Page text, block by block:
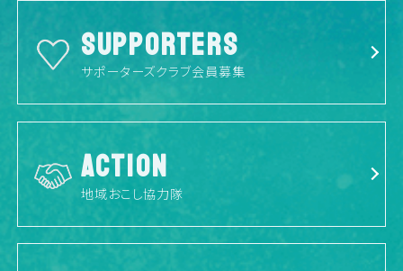
SUPPORTERS
サポーターズクラブ会員募集
ACTION
地域おこし協力隊